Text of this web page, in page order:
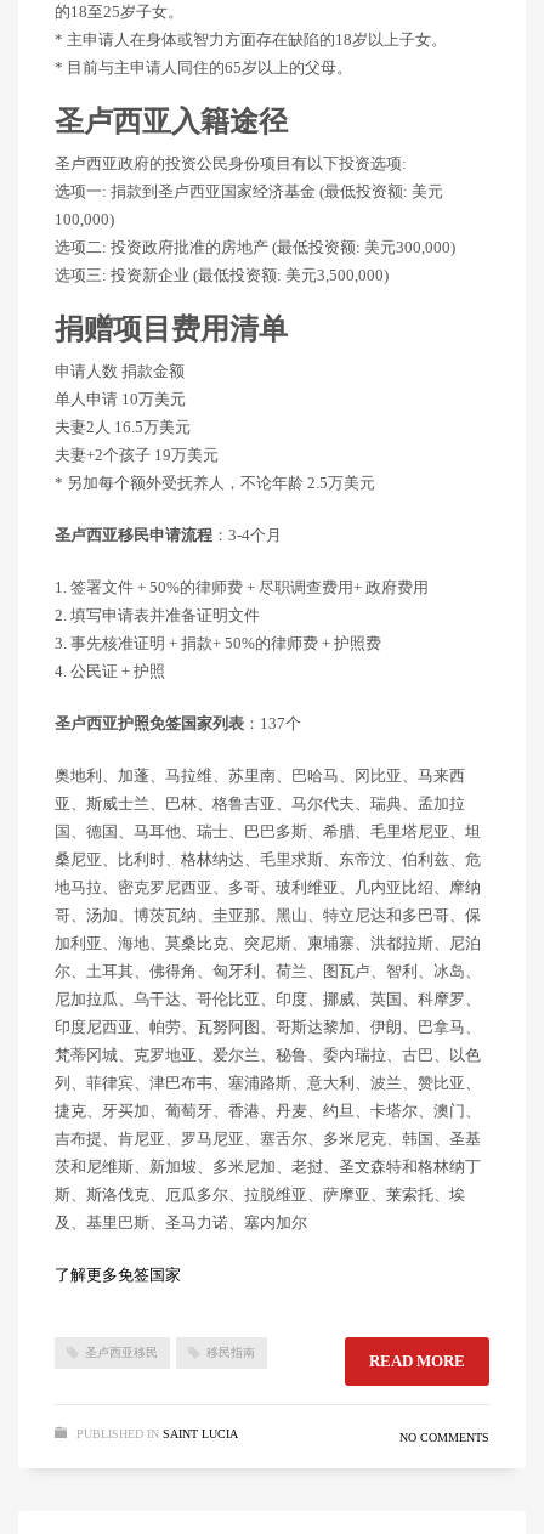
的18至25岁子女。
* 主申请人在身体或智力方面存在缺陷的18岁以上子女。
* 目前与主申请人同住的65岁以上的父母。
圣卢西亚入籍途径
圣卢西亚政府的投资公民身份项目有以下投资选项:
选项一: 捐款到圣卢西亚国家经济基金 (最低投资额: 美元
100,000)
选项二: 投资政府批准的房地产 (最低投资额: 美元300,000)
选项三: 投资新企业 (最低投资额: 美元3,500,000)
捐赠项目费用清单
申请人数 捐款金额
单人申请 10万美元
夫妻2人 16.5万美元
夫妻+2个孩子 19万美元
* 另加每个额外受抚养人，不论年龄 2.5万美元
圣卢西亚移民申请流程 ：3-4个月
1. 签署文件 + 50%的律师费 + 尽职调查费用+ 政府费用
2. 填写申请表并准备证明文件
3. 事先核准证明 + 捐款+ 50%的律师费 + 护照费
4. 公民证 + 护照
圣卢西亚护照免签国家列表 ：137个
奥地利、加蓬、马拉维、苏里南、巴哈马、冈比亚、马来西
亚、斯威士兰、巴林、格鲁吉亚、马尔代夫、瑞典、孟加拉
国、德国、马耳他、瑞士、巴巴多斯、希腊、毛里塔尼亚、坦
桑尼亚、比利时、格林纳达、毛里求斯、东帝汶、伯利兹、危
地马拉、密克罗尼西亚、多哥、玻利维亚、几内亚比绍、摩纳
哥、汤加、博茨瓦纳、圭亚那、黑山、特立尼达和多巴哥、保
加利亚、海地、莫桑比克、突尼斯、柬埔寨、洪都拉斯、尼泊
尔、土耳其、佛得角、匈牙利、荷兰、图瓦卢、智利、冰岛、
尼加拉瓜、乌干达、哥伦比亚、印度、挪威、英国、科摩罗、
印度尼西亚、帕劳、瓦努阿图、哥斯达黎加、伊朗、巴拿马、
梵蒂冈城、克罗地亚、爱尔兰、秘鲁、委内瑞拉、古巴、以色
列、菲律宾、津巴布韦、塞浦路斯、意大利、波兰、赞比亚、
捷克、牙买加、葡萄牙、香港、丹麦、约旦、卡塔尔、澳门、
吉布提、肯尼亚、罗马尼亚、塞舌尔、多米尼克、韩国、圣基
茨和尼维斯、新加坡、多米尼加、老挝、圣文森特和格林纳丁
斯、斯洛伐克、厄瓜多尔、拉脱维亚、萨摩亚、莱索托、埃
及、基里巴斯、圣马力诺、塞内加尔
了解更多免签国家
圣卢西亚移民 移民指南 READ MORE
PUBLISHED IN SAINT LUCIA NO COMMENTS